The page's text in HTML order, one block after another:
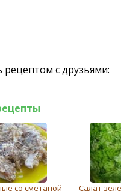
рецептом с друзьями:
со сметаной Салат